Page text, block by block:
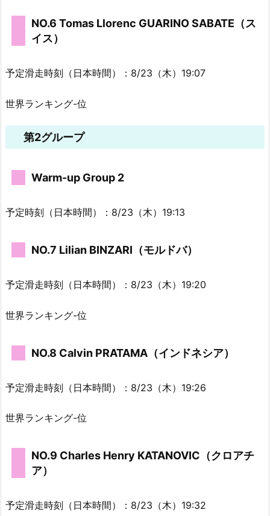
NO.6 Tomas Llorenc GUARINO SABATE（ス
イス）
予定滑走時刻（日本時間）：8/23（木）19:07
世界ランキング-位
第2グループ
Warm-up Group 2
予定時刻（日本時間）：8/23（木）19:13
NO.7 Lilian BINZARI（モルドバ）
予定滑走時刻（日本時間）：8/23（木）19:20
世界ランキング-位
NO.8 Calvin PRATAMA（インドネシア）
予定滑走時刻（日本時間）：8/23（木）19:26
世界ランキング-位
NO.9 Charles Henry KATANOVIC（クロアチ
ア）
予定滑走時刻（日本時間）：8/23（木）19:32